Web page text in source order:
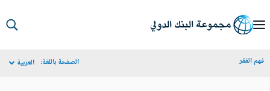
الفقر الصفحة باللغة: العربية